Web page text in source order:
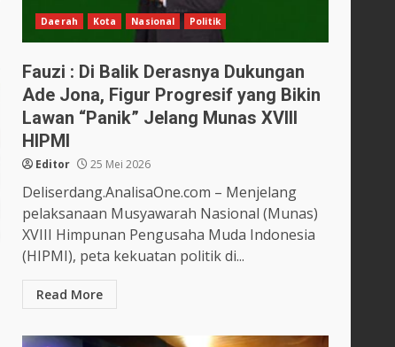
Daerah Kota Nasional Politik
Fauzi : Di Balik Derasnya Dukungan
Ade Jona, Figur Progresif yang Bikin
Lawan “Panik” Jelang Munas XVIII
HIPMI
Editor 25 Mei 2026
Deliserdang.AnalisaOne.com – Menjelang
pelaksanaan Musyawarah Nasional (Munas)
XVIII Himpunan Pengusaha Muda Indonesia
(HIPMI), peta kekuatan politik di...
Read More